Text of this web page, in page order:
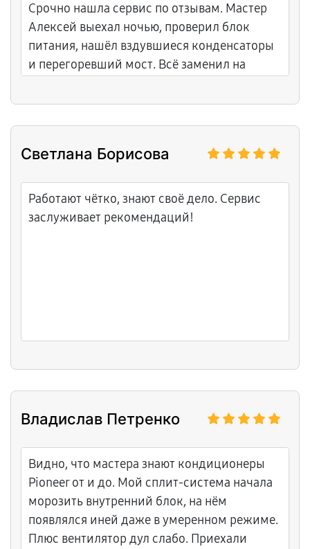
Срочно нашла сервис по отзывам. Мастер
Алексей выехал ночью, проверил блок
питания, нашёл вздувшиеся конденсаторы
и перегоревший мост. Всё заменил на
Алексею за выезд в неурочное время,
Светлана Борисова
Работают чётко, знают своё дело. Сервис
заслуживает рекомендаций!
Владислав Петренко
Видно, что мастера знают кондиционеры
Pioneer от и до. Мой сплит-система начала
морозить внутренний блок, на нём
появлялся иней даже в умеренном режиме.
Плюс вентилятор дул слабо. Приехали